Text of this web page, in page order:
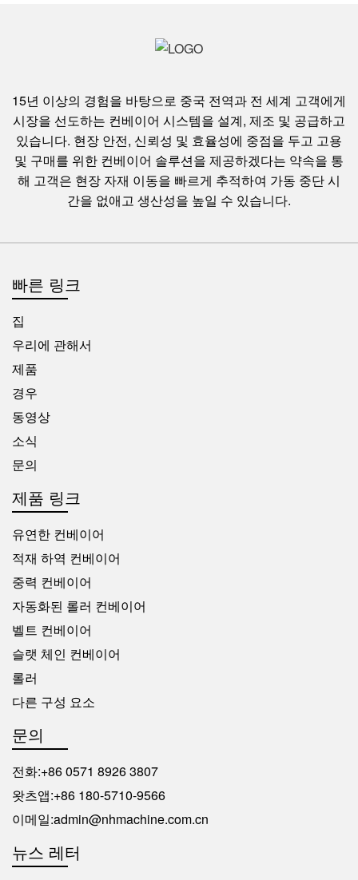
15년 이상의 경험을 바탕으로 중국 전역과 전 세계 고객에게
시장을 선도하는 컨베이어 시스템을 설계, 제조 및 공급하고
있습니다. 현장 안전, 신뢰성 및 효율성에 중점을 두고 고용
및 구매를 위한 컨베이어 솔루션을 제공하겠다는 약속을 통
해 고객은 현장 자재 이동을 빠르게 추적하여 가동 중단 시
간을 없애고 생산성을 높일 수 있습니다.
빠른 링크
집
우리에 관해서
제품
경우
동영상
소식
문의
제품 링크
유연한 컨베이어
적재 하역 컨베이어
중력 컨베이어
자동화된 롤러 컨베이어
벨트 컨베이어
슬랫 체인 컨베이어
롤러
다른 구성 요소
문의
전화:+86 0571 8926 3807
왓츠앱:+86 180-5710-9566
이메일:admin@nhmachine.com.cn
뉴스 레터